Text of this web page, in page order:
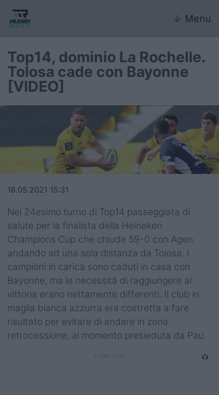
↓ Menu
Nazionale
Nazionali giovanili
Rugby Sevens
FIR
Internazionale
6 Nazioni
United Rugby Championship
Top14
Premiership
Champions Cup
Challenge Cup
World Rugby
Rugby World Cup
Top14, dominio La Rochelle.
Tolosa cade con Bayonne
[VIDEO]
18.05.2021 15:31
Nel 24esimo turno di Top14 passeggiata di
salute per la finalista della Heineken
Champions Cup che chiude 59-0 con Agen
andando ad una sola distanza da Tolosa. I
campioni in carica sono caduti in casa con
Bayonne, ma le necessità di raggiungere al
vittoria erano nettamente differenti. Il club in
maglia bianca azzurra era costretta a fare
risultato per evitare di andare in zona
retrocessione, al momento presieduta da Pau.